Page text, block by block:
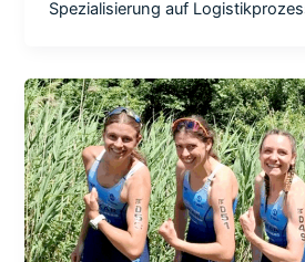
Spezialisierung auf